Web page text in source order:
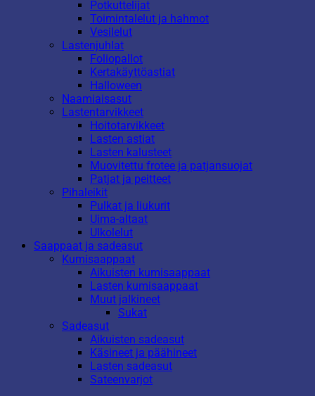
Potkuttelijat
Toimintalelut ja hahmot
Vesilelut
Lastenjuhlat
Foliopallot
Kertakäyttöastiat
Halloween
Naamiaisasut
Lastentarvikkeet
Hoitotarvikkeet
Lasten astiat
Lasten kalusteet
Muovitettu frotee ja patjansuojat
Patjat ja peitteet
Pihaleikit
Pulkat ja liukurit
Uima-altaat
Ulkolelut
Saappaat ja sadeasut
Kumisaappaat
Aikuisten kumisaappaat
Lasten kumisaappaat
Muut jalkineet
Sukat
Sadeasut
Aikuisten sadeasut
Käsineet ja päähineet
Lasten sadeasut
Sateenvarjot